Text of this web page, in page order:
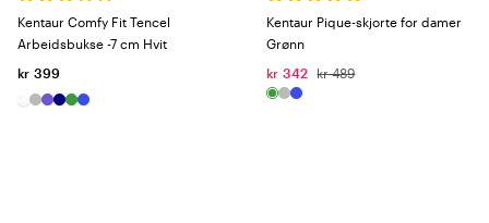
Kentaur Comfy Fit Tencel
Arbeidsbukse -7 cm Hvit
kr 399
Kentaur Pique-skjorte for damer
Grønn
kr 342
kr 489